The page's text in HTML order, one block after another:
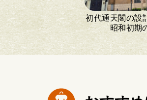
初代通天閣の設
昭和初期